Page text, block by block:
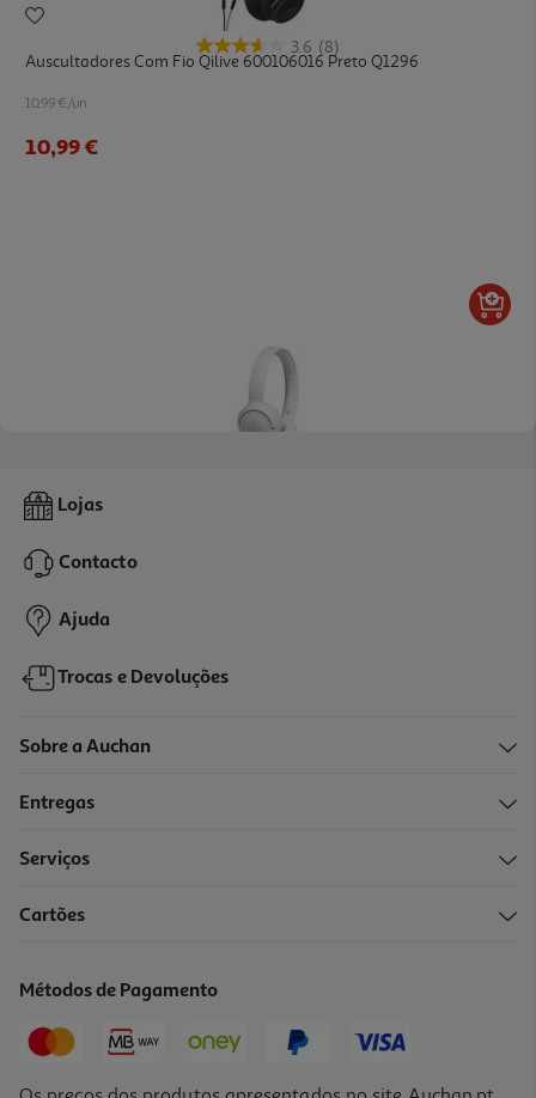
3.6 (8)
Auscultadores Com Fio Qilive 600106016 Preto Q1296
10.99 €/un
10,99 €
Auscultadores Com Fio Jbl T500 Branco
29,99 €
Lojas
Contacto
Ajuda
Trocas e Devoluções
Sobre a Auchan
Entregas
Serviços
Cartões
Métodos de Pagamento